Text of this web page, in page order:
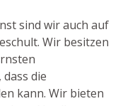
sind wir auch auf
Wir besitzen
die
kann. Wir bieten